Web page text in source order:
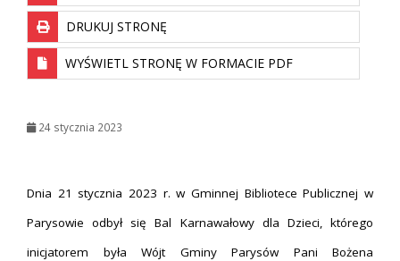
DRUKUJ STRONĘ
WYŚWIETL STRONĘ W FORMACIE PDF
24 stycznia 2023
Dnia 21 stycznia 2023 r. w Gminnej Bibliotece Publicznej w
Parysowie odbył się Bal Karnawałowy dla Dzieci, którego
inicjatorem była Wójt Gminy Parysów Pani Bożena